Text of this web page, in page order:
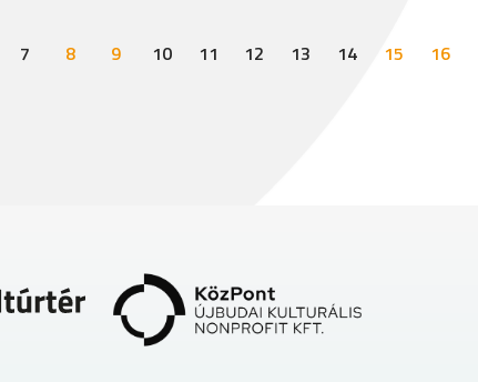
7 8 9 10 11 12 13 14 15 16